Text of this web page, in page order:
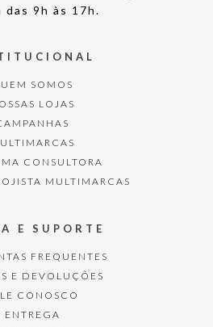
das 9h às 17h.
SOMOS
LOJAS
CONSULTORA
MULTIMARCAS
E SUPORTE
FREQUENTES
E DEVOLUÇÕES
CONOSCO
ENTREGA